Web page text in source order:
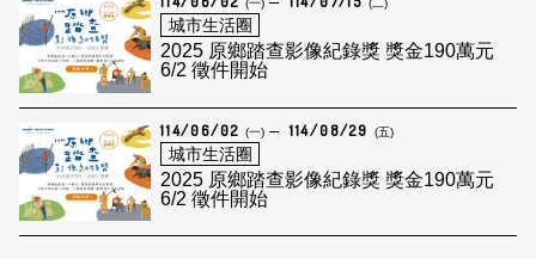
(一) (二)
城市生活圈
2025 原鄉踏查影像紀錄獎 獎金190萬元
6/2 徵件開始
114/06/02 (一) 114/08/29 (五)
城市生活圈
2025 原鄉踏查影像紀錄獎 獎金190萬元
6/2 徵件開始